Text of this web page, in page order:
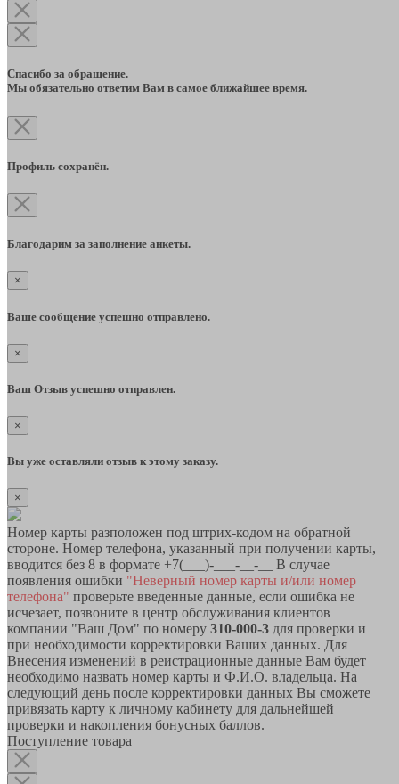
Спасибо за обращение.
Мы обязательно ответим Вам в самое ближайшее время.
Профиль сохранён.
Благодарим за заполнение анкеты.
×
Ваше сообщение успешно отправлено.
×
Ваш Отзыв успешно отправлен.
×
Вы уже оставляли отзыв к этому заказу.
×
Номер карты разположен под штрих-кодом на обратной
стороне. Номер телефона, указанный при получении карты,
вводится без 8 в формате +7(___)-___-__-__ В случае
появления ошибки "Неверный номер карты и/или номер
телефона" проверьте введенные данные, если ошибка не
исчезает, позвоните в центр обслуживания клиентов
компании "Ваш Дом" по номеру 310-000-3 для проверки и
при необходимости корректировки Ваших данных. Для
Внесения изменений в реистрационные данные Вам будет
необходимо назвать номер карты и Ф.И.О. владельца. На
следующий день после корректировки данных Вы сможете
привязать карту к личному кабинету для дальнейшей
проверки и накопления бонусных баллов.
Поступление товара